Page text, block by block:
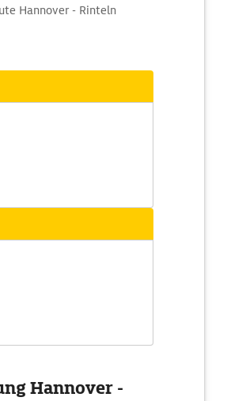
Hannover - Rinteln
Hannover -